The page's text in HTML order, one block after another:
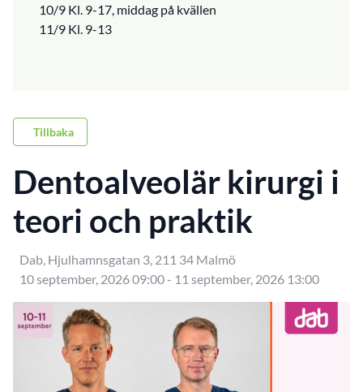
10/9 Kl. 9-17, middag på kvällen
11/9 Kl. 9-13
Tillbaka
Dentoalveolär kirurgi i
teori och praktik
Dab, Hjulhamnsgatan 3, 211 34 Malmö
10 september, 2026 09:00 - 11 september, 2026 13:00